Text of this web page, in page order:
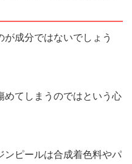
が成分ではないでしょう
めてしまうのではという心
ンピールは合成着色料やパ